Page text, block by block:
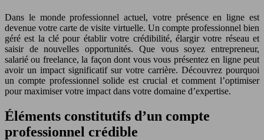
Dans le monde professionnel actuel, votre présence en ligne est
devenue votre carte de visite virtuelle. Un compte professionnel bien
géré est la clé pour établir votre crédibilité, élargir votre réseau et
saisir de nouvelles opportunités. Que vous soyez entrepreneur,
salarié ou freelance, la façon dont vous vous présentez en ligne peut
avoir un impact significatif sur votre carrière. Découvrez pourquoi
un compte professionnel solide est crucial et comment l’optimiser
pour maximiser votre impact dans votre domaine d’expertise.
Éléments constitutifs d’un compte
professionnel crédible